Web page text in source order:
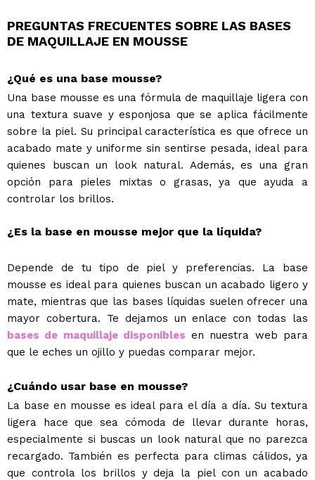
PREGUNTAS FRECUENTES SOBRE LAS BASES
DE MAQUILLAJE EN MOUSSE
¿Qué es una base mousse?
Una base mousse es una fórmula de maquillaje ligera con
una textura suave y esponjosa que se aplica fácilmente
sobre la piel. Su principal característica es que ofrece un
acabado mate y uniforme sin sentirse pesada, ideal para
quienes buscan un look natural. Además, es una gran
opción para pieles mixtas o grasas, ya que ayuda a
controlar los brillos.
¿Es la base en mousse mejor que la líquida?
Depende de tu tipo de piel y preferencias. La base
mousse es ideal para quienes buscan un acabado ligero y
mate, mientras que las bases líquidas suelen ofrecer una
mayor cobertura. Te dejamos un enlace con todas las
bases de maquillaje disponibles en nuestra web para
que le eches un ojillo y puedas comparar mejor.
¿Cuándo usar base en mousse?
La base en mousse es ideal para el día a día. Su textura
ligera hace que sea cómoda de llevar durante horas,
especialmente si buscas un look natural que no parezca
recargado. También es perfecta para climas cálidos, ya
que controla los brillos y deja la piel con un acabado